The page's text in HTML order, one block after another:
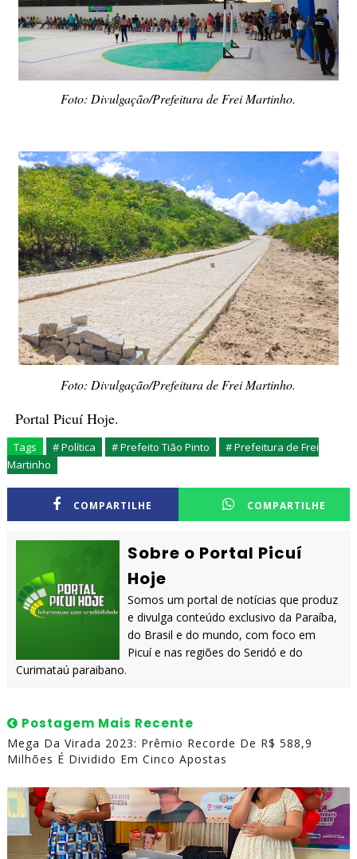
Foto: Divulgação/Prefeitura de Frei Martinho.
Foto: Divulgação/Prefeitura de Frei Martinho.
Portal Picuí Hoje.
Tags # Política # Prefeito Tião Pinto
# Prefeitura de Frei
Martinho
COMPARTILHE COMPARTILHE
Sobre o Portal Picuí
Hoje
Somos um portal de notícias que produz
e divulga conteúdo exclusivo da Paraíba,
do Brasil e do mundo, com foco em
Picuí e nas regiões do Seridó e do
Curimataú paraibano.
Postagem Mais Recente
Mega Da Virada 2023: Prêmio Recorde De R$ 588,9
Milhões É Dividido Em Cinco Apostas